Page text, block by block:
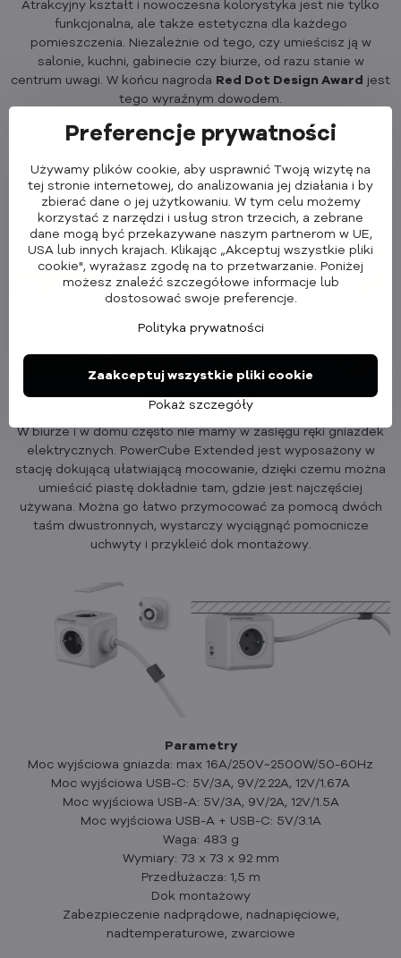
Atrakcyjny kształt i nowoczesna kolorystyka jest nie tylko
funkcjonalna, ale także estetyczna dla każdego
pomieszczenia. Niezależnie od tego, czy umieścisz ją w
salonie, kuchni, gabinecie czy biurze, od razu stanie w
centrum uwagi. W końcu nagroda Red Dot Design Award jest
tego wyraźnym dowodem.
Wszystkie typy PowerCube są dokładnie testowane i
certyfikowane zgodnie z surowymi kryteriami. Produkty są
uziemione i posiadająblokadę rodzicielską. Konstrukcja
każdego PowerCube wykonana jest z wysokiej jakości i
wytrzymałego tworzywa ABS dla większego bezpieczeństwa.
Dok montażowy
W biurze i w domu często nie mamy w zasięgu ręki gniazdek
elektrycznych. PowerCube Extended jest wyposażony w
stację dokującą ułatwiającą mocowanie, dzięki czemu można
umieścić piastę dokładnie tam, gdzie jest najczęściej
używana. Można go łatwo przymocować za pomocą dwóch
taśm dwustronnych, wystarczy wyciągnąć pomocnicze
uchwyty i przykleić dok montażowy.
Parametry
Moc wyjściowa gniazda: max 16A/250V~2500W/50-60Hz
Moc wyjściowa USB-C: 5V/3A, 9V/2.22A, 12V/1.67A
Moc wyjściowa USB-A: 5V/3A, 9V/2A, 12V/1.5A
Moc wyjściowa USB-A + USB-C: 5V/3.1A
Waga: 483 g
Wymiary: 73 x 73 x 92 mm
Przedłużacza: 1,5 m
Dok montażowy
Zabezpieczenie nadprądowe, nadnapięciowe,
nadtemperaturowe, zwarciowe
Preferencje prywatności
Używamy plików cookie, aby usprawnić Twoją wizytę na
tej stronie internetowej, do analizowania jej działania i by
zbierać dane o jej użytkowaniu. W tym celu możemy
korzystać z narzędzi i usług stron trzecich, a zebrane
dane mogą być przekazywane naszym partnerom w UE,
USA lub innych krajach. Klikając „Akceptuj wszystkie pliki
cookie", wyrażasz zgodę na to przetwarzanie. Poniżej
możesz znaleźć szczegółowe informacje lub
dostosować swoje preferencje.
Polityka prywatności
Pokaż szczegóły
Zaakceptuj wszystkie pliki cookie